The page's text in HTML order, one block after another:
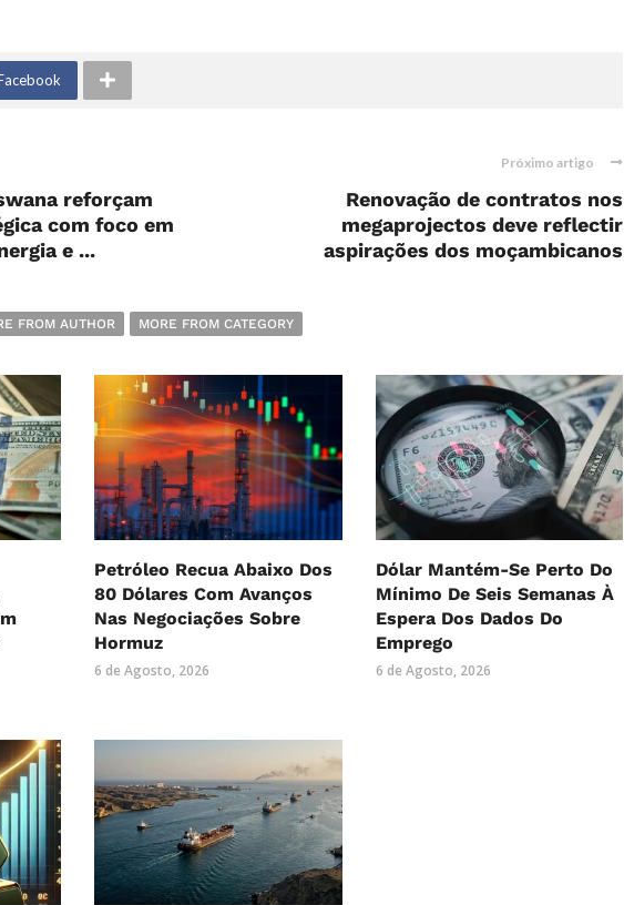
reforçam
com foco em
e ...
Próximo artigo
Renovação de contratos nos
megaprojectos deve reflectir
aspirações dos moçambicanos
FROM AUTHOR MORE FROM CATEGORY
Petróleo Recua Abaixo Dos
80 Dólares Com Avanços
Nas Negociações Sobre
Hormuz
6 de Agosto, 2026
Dólar Mantém-Se Perto Do
Mínimo De Seis Semanas À
Espera Dos Dados Do
Emprego
6 de Agosto, 2026